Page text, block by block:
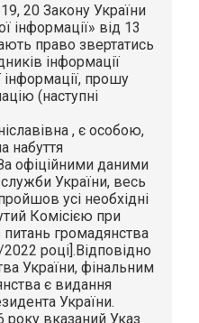
19, 20 Закону України
інформації» від 13
право звертатись
інформації
прошу
(наступні
, є особою,
набуття
офіційними даними
України, весь
усі необхідні
Комісією при
питань громадянства
році].Відповідно
України, фінальним
є видання
України.
вказаний Указ